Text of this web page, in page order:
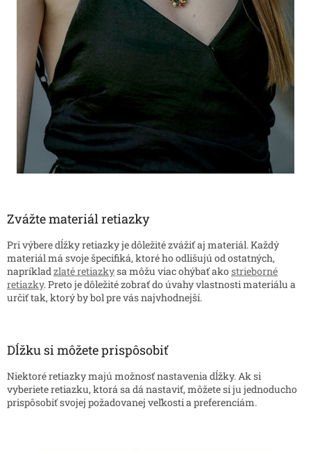
Zvážte materiál retiazky
Pri výbere dĺžky retiazky je dôležité zvážiť aj materiál. Každý
materiál má svoje špecifiká, ktoré ho odlišujú od ostatných,
napríkladzlaté retiazkysa môžu viac ohýbať akostrieborné
retiazky. Preto je dôležité zobrať do úvahy vlastnosti materiálu a
určiť tak, ktorý by bol pre vás najvhodnejší.
Dĺžku si môžete prispôsobiť
Niektoré retiazky majú možnosť nastavenia dĺžky. Ak si
vyberiete retiazku, ktorá sa dá nastaviť, môžete si ju jednoducho
prispôsobiť svojej požadovanej veľkosti a preferenciám.